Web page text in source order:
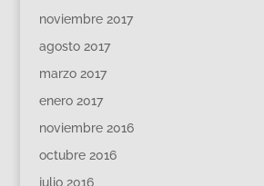
noviembre 2017
agosto 2017
marzo 2017
enero 2017
noviembre 2016
octubre 2016
julio 2016